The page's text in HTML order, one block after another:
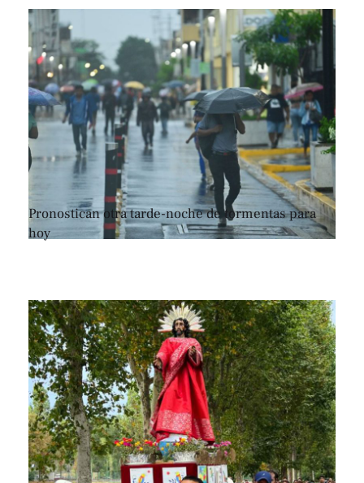
Pronostican otra tarde-noche de tormentas para
hoy